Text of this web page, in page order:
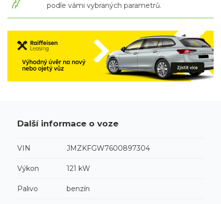
podle vámi vybraných parametrů.
Další informace o voze
VIN JMZKFGW7600897304
Výkon 121 kW
Palivo benzín